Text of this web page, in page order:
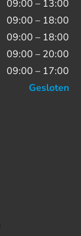
09:00 – 13:00
09:00 – 18:00
09:00 – 18:00
09:00 – 20:00
09:00 – 17:00
Gesloten